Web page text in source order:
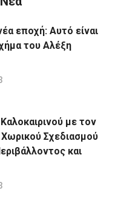
εποχή: Αυτό είναι
του Αλέξη
με τον
Χωρικού Σχεδιασμού
και